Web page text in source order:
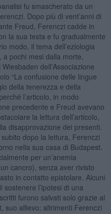
fu smascherato da un
Dopo più di vent’anni di
Freud, Ferenczi cadde in
la sua testa e fu gradualmente
modo, il tema dell’eziologia
pochi mesi dalla morte,
dell'Associazione
“La confusione delle lingue
della tenerezza e della
l’articolo, in modo
precedente e Freud avevano
la lettura dell’articolo,
disapprovazione dei presenti.
dopo la lettura, Ferenczi
nella sua casa di Budapest.
per un’anemia
cancro), senza aver rivisto
in contatto epistolare. Alcuni
l’ipotesi di una
furono salvati solo grazie al
suo allievo; altrimenti Ferenczi